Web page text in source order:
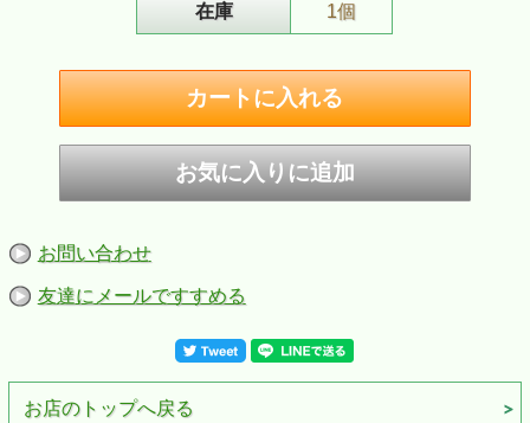
ZIPPO/Jim Beam Logo ジムビーム ロゴ US 2025秋モデ
ル ストリートクローム 46800
・世界で最も親しまれているNo.1セラーのケンタッキーバ
・ジッポー社の定番のストリートクロームジッポをベース
に、プリント加工
・ロゴの両側には、2脚の椅子が置かれ、"Come as friends,
在庫 1個
お問い合わせ
友達にメールですすめる
お店のトップへ戻る